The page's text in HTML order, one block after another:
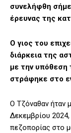
συνελήφθη
έρευνας της
Ο γιος του
διάρκεια της
με την υπόθεση
στράφηκε στο
Ο Τζόναθαν ήταν
Δεκεμβρίου
πεζοπορίας στο